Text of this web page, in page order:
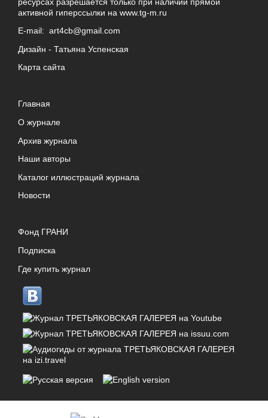
активной гиперссылки на www.tg-m.ru
E-mail: art4cb@gmail.com
Дизайн - Татьяна Успенская
Карта сайта
Главная
О журнале
Архив журнала
Наши авторы
Каталог иллюстраций журнала
Новости
Фонд ГРАНИ
Подписка
Где купить журнал